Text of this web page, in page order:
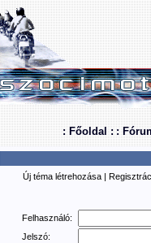
: Főoldal : :
Új téma létrehozása |
Felhasználó:
Jelszó: